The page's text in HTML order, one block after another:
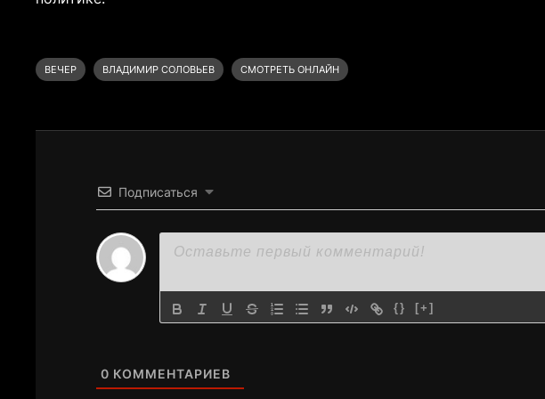
ВЕЧЕР ВЛАДИМИР СОЛОВЬЕВ СМОТРЕТЬ ОНЛАЙН
Подписаться
{} [+]
0 КОММЕНТАРИЕВ